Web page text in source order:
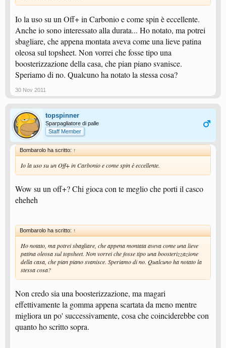
Io la uso su un Off+ in Carbonio e come spin è eccellente.
Anche io sono interessato alla durata... Ho notato, ma potrei
sbagliare, che appena montata aveva come una lieve patina
oleosa sul topsheet. Non vorrei che fosse tipo una
boosterizzazione della casa, che pian piano svanisce.
Speriamo di no. Qualcuno ha notato la stessa cosa?
30 Nov 2011
topspinner
Sparpagliatore di palle
Staff Member
Bombarolo ha scritto: ↑
Io la uso su un Off+ in Carbonio e come spin è eccellente.
Wow su un off+? Chi gioca con te meglio che porti il casco
eheheh
Bombarolo ha scritto: ↑
Ho notato, ma potrei sbagliare, che appena montata aveva come una lieve
patina oleosa sul topsheet. Non vorrei che fosse tipo una boosterizzazione
della casa, che pian piano svanisce. Speriamo di no. Qualcuno ha notato la
stessa cosa?
Non credo sia una boosterizzazione, ma magari
effettivamente la gomma appena scartata da meno mentre
migliora un po' successivamente, cosa che coinciderebbe con
quanto ho scritto sopra.